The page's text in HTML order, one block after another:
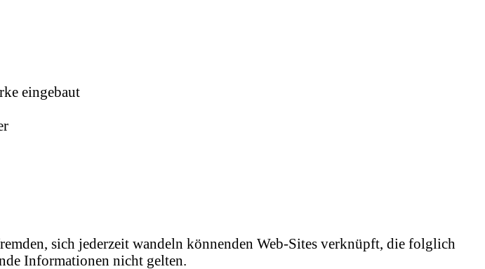
eingebaut
sich jederzeit wandeln könnenden Web-Sites verknüpft, die folglich
Informationen nicht gelten.